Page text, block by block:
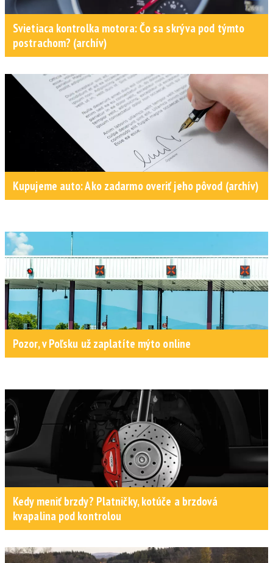
Svietiaca kontrolka motora: Čo sa skrýva pod týmto
postrachom? (archív)
Kupujeme auto: Ako zadarmo overiť jeho pôvod (archív)
Pozor, v Poľsku už zaplatíte mýto online
Kedy meniť brzdy? Platničky, kotúče a brzdová
kvapalina pod kontrolou